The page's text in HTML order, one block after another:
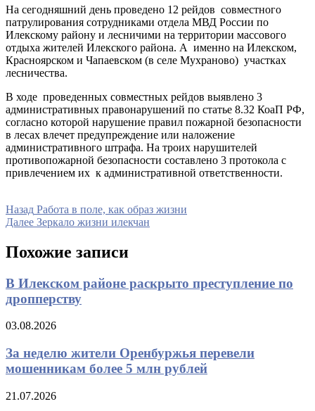
На сегодняшний день проведено 12 рейдов совместного
патрулирования сотрудниками отдела МВД России по
Илекскому району и лесничими на территории массового
отдыха жителей Илекского района. А именно на Илекском,
Красноярском и Чапаевском (в селе Мухраново) участках
лесничества.
В ходе проведенных совместных рейдов выявлено 3
административных правонарушений по статье 8.32 КоаП РФ,
согласно которой нарушение правил пожарной безопасности
в лесах влечет предупреждение или наложение
административного штрафа. На троих нарушителей
противопожарной безопасности составлено 3 протокола с
привлечением их к административной ответственности.
Навигация
по
записям
Назад Предыдущая
запись
Работа в поле, как образ жизни
Далее Следующая
Зеркало жизни илекчан
Похожие записи
В Илекском районе раскрыто преступление по
дропперству
03.08.2026
За неделю жители Оренбуржья перевели
мошенникам более 5 млн рублей
21.07.2026